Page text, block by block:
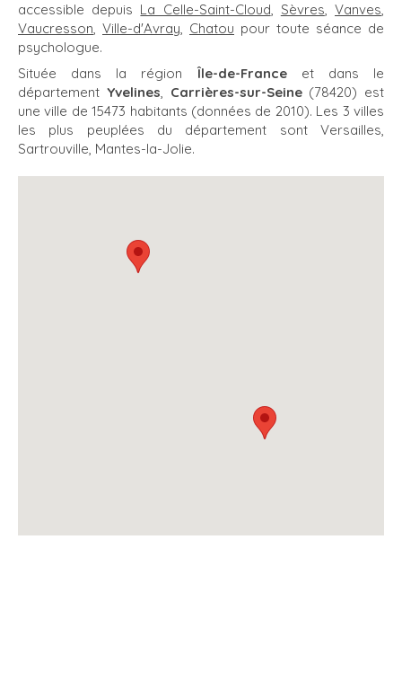
accessible depuis La Celle-Saint-Cloud, Sèvres,Vanves,
Vaucresson, Ville-d'Avray, Chatou pour toute séance de
psychologue.
Située dans la région Île-de-Franceet dans le
département Yvelines, Carrières-sur-Seine(78420) est
une ville de 15473 habitants (données de 2010). Les 3 villes
les plus peuplées du département sont Versailles,
Sartrouville, Mantes-la-Jolie.